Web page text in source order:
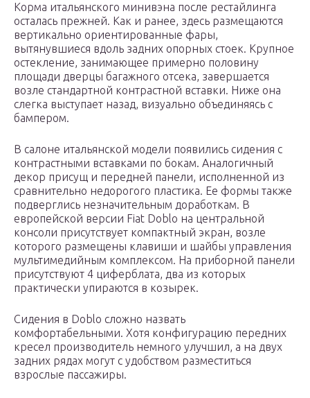
Корма итальянского минивэна после рестайлинга
осталась прежней. Как и ранее, здесь размещаются
вертикально ориентированные фары,
вытянувшиеся вдоль задних опорных стоек. Крупное
остекление, занимающее примерно половину
площади дверцы багажного отсека, завершается
возле стандартной контрастной вставки. Ниже она
слегка выступает назад, визуально объединяясь с
бампером.
В салоне итальянской модели появились сидения с
контрастными вставками по бокам. Аналогичный
декор присущ и передней панели, исполненной из
сравнительно недорогого пластика. Ее формы также
подверглись незначительным доработкам. В
европейской версии Fiat Doblo на центральной
консоли присутствует компактный экран, возле
которого размещены клавиши и шайбы управления
мультимедийным комплексом. На приборной панели
присутствуют 4 циферблата, два из которых
практически упираются в козырек.
Сидения в Doblo сложно назвать
комфортабельными. Хотя конфигурацию передних
кресел производитель немного улучшил, а на двух
задних рядах могут с удобством разместиться
взрослые пассажиры.